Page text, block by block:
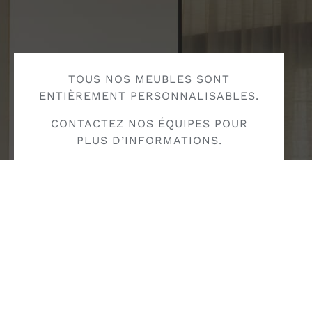
TOUS NOS MEUBLES SONT
ENTIÈREMENT PERSONNALISABLES.
CONTACTEZ NOS ÉQUIPES POUR
PLUS D’INFORMATIONS.